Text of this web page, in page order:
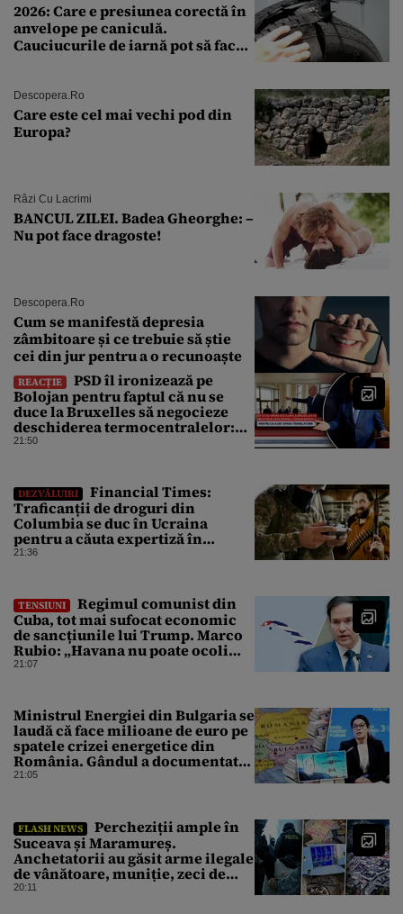
2026: Care e presiunea corectă în
anvelope pe caniculă.
Cauciucurile de iarnă pot să facă
Descopera.ro
Care este cel mai vechi pod din
Europa?
Râzi Cu Lacrimi
BANCUL ZILEI. Badea Gheorghe: –
Nu pot face dragoste!
Descopera.ro
Cum se manifestă depresia
zâmbitoare și ce trebuie să știe
cei din jur pentru a o recunoaște
REACȚIE
PSD îl ironizează pe
Bolojan pentru faptul că nu se
duce la Bruxelles să negocieze
deschiderea termocentralelor:
„Pentru că a dat afară
21:50
DEZVĂLUIRI
Financial Times:
Traficanții de droguri din
Columbia se duc în Ucraina
pentru a căuta expertiză în
domeniul dronelor
21:36
TENSIUNI
Regimul comunist din
Cuba, tot mai sufocat economic
de sancțiunile lui Trump. Marco
Rubio: „Havana nu poate ocoli
sancțiunile prin mimat reforme”
21:07
Ministrul Energiei din Bulgaria se
laudă că face milioane de euro pe
spatele crizei energetice din
România. Gândul a documentat
cazul
21:05
FLASH NEWS
Percheziții ample în
Suceava și Maramureș.
Anchetatorii au găsit arme ilegale
de vânătoare, muniție, zeci de
trofee de vânat și materiale
20:11